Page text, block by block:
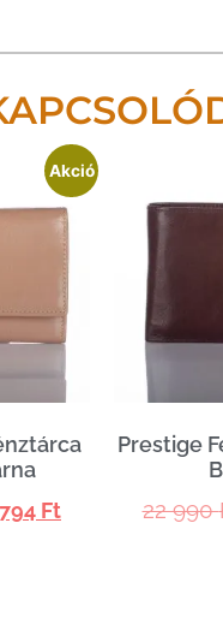
Akció
Ft
Prestige
22 990